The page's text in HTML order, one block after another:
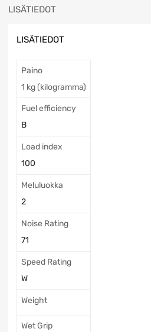
LISÄTIEDOT
LISÄTIEDOT
Paino
1 kg (kilogramma)
Fuel efficiency
B
Load index
100
Meluluokka
2
Noise Rating
71
Speed Rating
W
Weight
Wet Grip